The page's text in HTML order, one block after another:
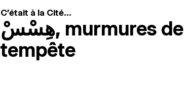
C'était à la Cité...
هِسْسْ, murmures de
tempête